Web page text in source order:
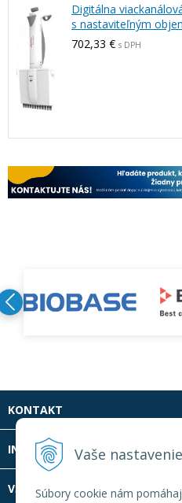
Vaše
Súbory cookie nám
Digitálna
s nastaviteľným
702,33 € s DPH
KONTAKT
INFOLINKA
VŠETKO O NÁKUPE